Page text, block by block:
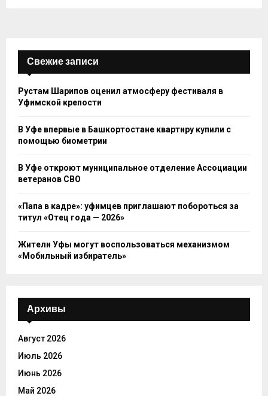
Свежие записи
Рустам Шарипов оценил атмосферу фестиваля в
Уфимской крепости
В Уфе впервые в Башкортостане квартиру купили с
помощью биометрии
В Уфе откроют муниципальное отделение Ассоциации
ветеранов СВО
«Папа в кадре»: уфимцев приглашают побороться за
титул «Отец года — 2026»
Жители Уфы могут воспользоваться механизмом
«Мобильный избиратель»
Архивы
Август 2026
Июль 2026
Июнь 2026
Май 2026